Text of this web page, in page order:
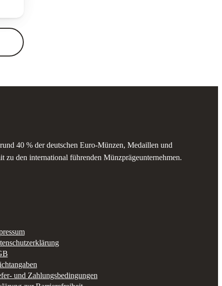
40 % der deutschen Euro-Münzen, Medaillen und
den international führenden Münzprägeunternehmen.
und Zahlungsbedingungen